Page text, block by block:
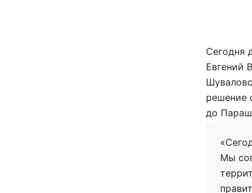
Сегодня
Евгений
решение
до
Мы